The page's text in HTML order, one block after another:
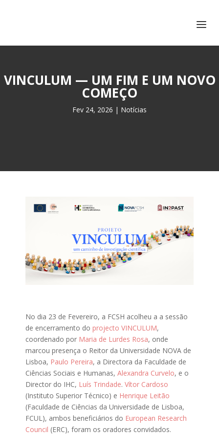
VINCULUM — UM FIM E UM NOVO
COMEÇO
Fev 24, 2026 | Notícias
No dia 23 de Fevereiro, a FCSH acolheu a a sessão
de encerramento doprojecto VINCULUM,
coordenado por Maria de Lurdes Rosa, onde
marcou presença o Reitor da Universidade NOVA de
Lisboa, Paulo Pereira, a Directora da Faculdade de
Ciências Sociais e Humanas,Alexandra Curvelo, e o
Director do IHC, Luís Trindade.Vítor Cardoso
(Instituto Superior Técnico) e Henrique Leitão
(Faculdade de Ciências da Universidade de Lisboa,
FCUL), ambos beneficiários do European Research
Council (ERC), foram os oradores convidados.